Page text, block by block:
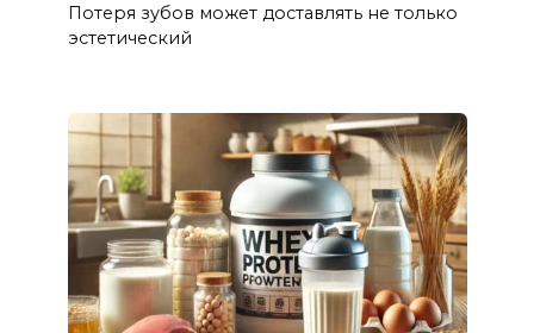
Потеря зубов может доставлять не только
эстетический